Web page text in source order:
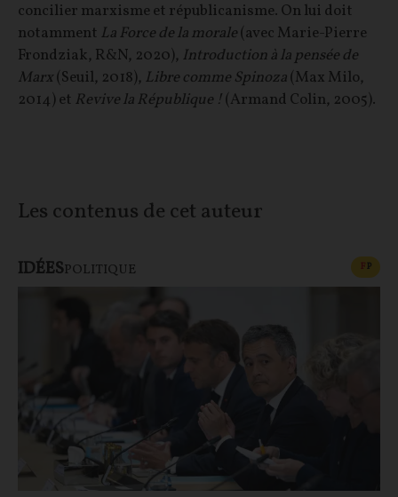
concilier marxisme et républicanisme. On lui doit
notamment La Force de la morale(avec Marie-Pierre
Frondziak, R&N, 2020), Introduction à la pensée de
Marx(Seuil, 2018), Libre comme Spinoza(Max Milo,
2014) et Revive la République !(Armand Colin, 2005).
Les contenus de cet auteur
IDÉESPOLITIQUE FP